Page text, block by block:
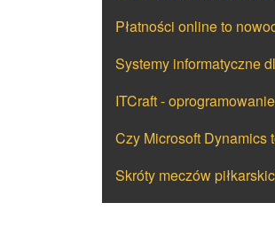
Płatności online to
Systemy informatyczne
ITCraft -
Czy Microsoft Dynamics
Skróty meczów